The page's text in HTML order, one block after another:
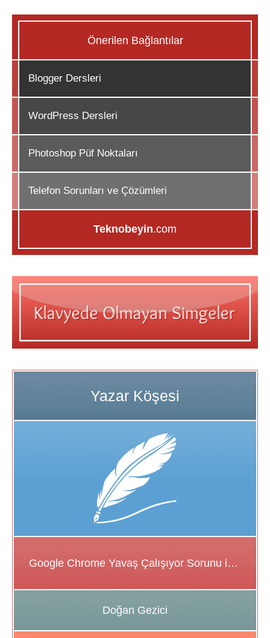
Önerilen Bağlantılar
Blogger Dersleri
WordPress Dersleri
Photoshop Püf Noktaları
Telefon Sorunları ve Çözümleri
Teknobeyin.com
Google Chrome Yavaş Çalışıyor Sorunu için Çözüm Önerileri
Doğan Gezici